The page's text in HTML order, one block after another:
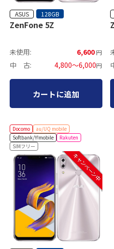
ASUS 128GB
ZenFone 5Z
未使用: 6,600円
中 古: 4,800～6,000円
カートに追加
Docomo
au/UQ mobile
Softbank/Y!mobile
Rakuten
SIMフリー
キャンペーン中